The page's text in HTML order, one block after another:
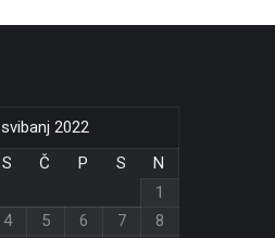
svibanj 2022
S Č P S
N
1
4 5 6 7
8